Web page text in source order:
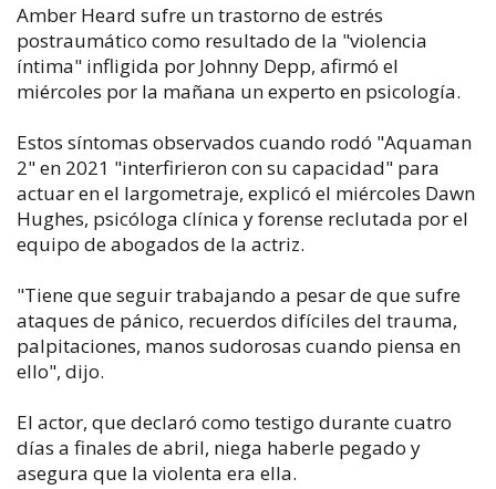
Amber Heard sufre un trastorno de estrés
postraumático como resultado de la "violencia
íntima" infligida por Johnny Depp, afirmó el
miércoles por la mañana un experto en psicología.
Estos síntomas observados cuando rodó "Aquaman
2" en 2021 "interfirieron con su capacidad" para
actuar en el largometraje, explicó el miércoles Dawn
Hughes, psicóloga clínica y forense reclutada por el
equipo de abogados de la actriz.
"Tiene que seguir trabajando a pesar de que sufre
ataques de pánico, recuerdos difíciles del trauma,
palpitaciones, manos sudorosas cuando piensa en
ello", dijo.
El actor, que declaró como testigo durante cuatro
días a finales de abril, niega haberle pegado y
asegura que la violenta era ella.